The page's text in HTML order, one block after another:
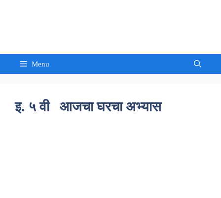
Menu
इ. ५ वी आजचा घरचा अभ्यास